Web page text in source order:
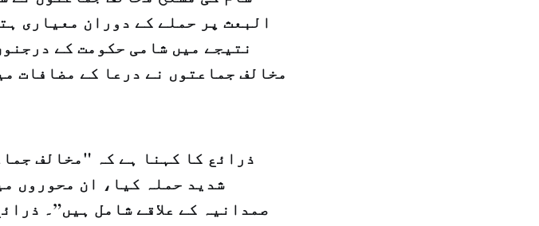
البعث پر حملے کے دوران معیاری
نتیجے میں شامی حکومت کے
ذرائع کا کہنا ہے کہ "مخالف
شدید حملہ کیا، ان محوروں
صمدانیہ کے علاقے شامل ہیں”۔